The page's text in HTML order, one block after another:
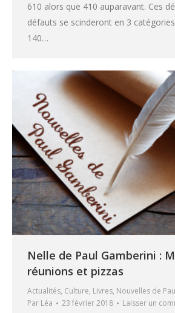
610 alors que 410 auparavant. Ces
défauts se scinderont en 3
140…
Nelle de Paul Gamberini :
réunions et pizzas
Actualités, Culture, Livres, Nouvelles de
Par Léa 23 février 2018 Laisser un